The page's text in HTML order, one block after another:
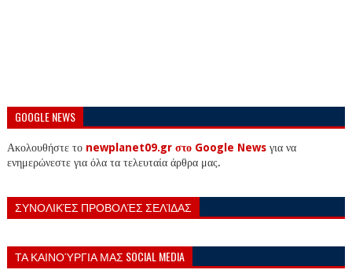
GOOGLE NEWS
Ακολουθήστε το newplanet09.gr στο Google Newsγια να
ενημερώνεστε για όλα τα τελευταία άρθρα μας.
ΣΥΝΟΛΙΚΈΣ ΠΡΟΒΟΛΈΣ ΣΕΛΊΔΑΣ
ΤΑ ΚΑΙΝΟΎΡΓΙΑ ΜΑΣ SOCIAL MEDIA